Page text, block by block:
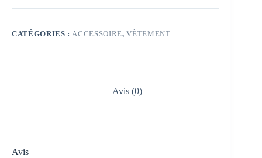
CATÉGORIES : ACCESSOIRE,VÈTEMENT
Avis (0)
Avis